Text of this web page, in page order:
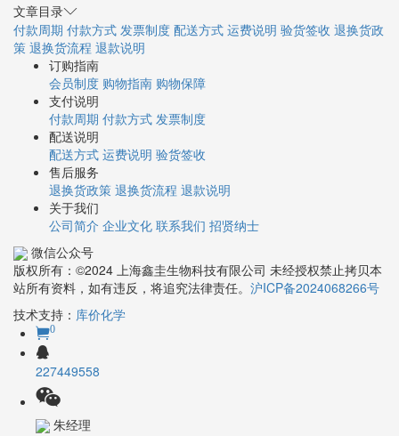
文章目录
付款周期 付款方式 发票制度 配送方式 运费说明 验货签收 退换货政
策 退换货流程 退款说明
订购指南
会员制度 购物指南 购物保障
支付说明
付款周期 付款方式 发票制度
配送说明
配送方式 运费说明 验货签收
售后服务
退换货政策 退换货流程 退款说明
关于我们
公司简介 企业文化 联系我们 招贤纳士
微信公众号
版权所有：©2024 上海鑫圭生物科技有限公司 未经授权禁止拷贝本
站所有资料，如有违反，将追究法律责任。 沪ICP备2024068266号
技术支持： 库价化学
0
227449558
朱经理